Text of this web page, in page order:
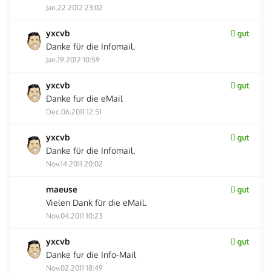
Jan.22.2012 23:02
yxcvb gut
Danke für die Infomail.
Jan.19.2012 10:59
yxcvb gut
Danke fur die eMail
Dec.06.2011 12:51
yxcvb gut
Danke für die Infomail.
Nov.14.2011 20:02
maeuse gut
Vielen Dank für die eMail.
Nov.04.2011 10:23
yxcvb gut
Danke fur die Info-Mail
Nov.02.2011 18:49